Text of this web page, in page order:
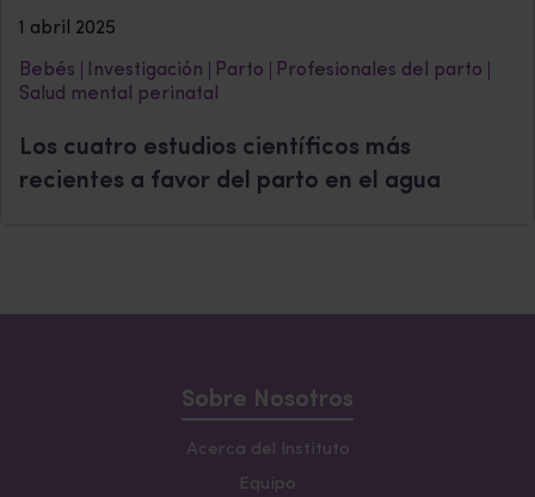
1 abril 2025
Bebés Investigación Parto
Profesionales del parto
Salud mental perinatal
Los cuatro estudios científicos más
recientes a favor del parto en el agua
Sobre Nosotros
Acerca del Instituto
Equipo